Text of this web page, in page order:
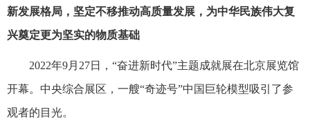
新发展格局，坚定不移推动高质量发展，为中华民族伟大复
兴奠定更为坚实的物质基础
2022年9月27日，“奋进新时代”主题成就展在北京展览馆
开幕。中央综合展区，一艘“奇迹号”中国巨轮模型吸引了参
观者的目光。